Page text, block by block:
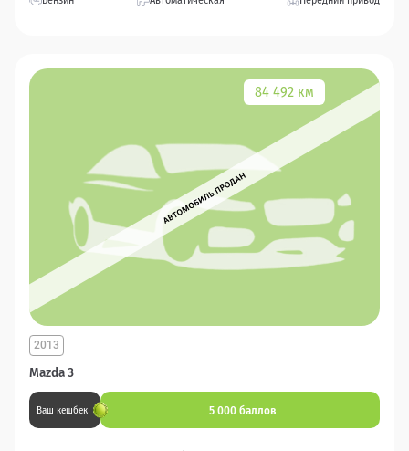
84 492 км
Mazda 3
2013
Ваш кешбек 5 000 баллов